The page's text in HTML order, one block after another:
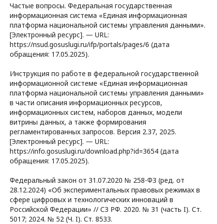
Частые вопросы. Федеральная государственная
информационная система «Единая информационная
платформа национальной системы управления данными».
[Электронный ресурс]. — URL:
https://nsud.gosuslugi.ru/ifp/portals/pages/6 (дата
обращения: 17.05.2025).
Инструкция по работе в федеральной государственной
информационной системе «Единая информационная
платформа национальной системы управления данными»
в части описания информационных ресурсов,
информационных систем, наборов данных, модели
витрины данных, а также формирования
регламентированных запросов. Версия 2.37, 2025.
[Электронный ресурс]. — URL:
https://info.gosuslugi.ru/download.php?id=3654 (дата
обращения: 17.05.2025).
Федеральный закон от 31.07.2020 № 258-ФЗ (ред. от
28.12.2024) «Об экспериментальных правовых режимах в
сфере цифровых и технологических инноваций в
Российской Федерации» // СЗ РФ. 2020. № 31 (часть I). Ст.
5017; 2024. № 52 (Ч. I). Ст. 8533.